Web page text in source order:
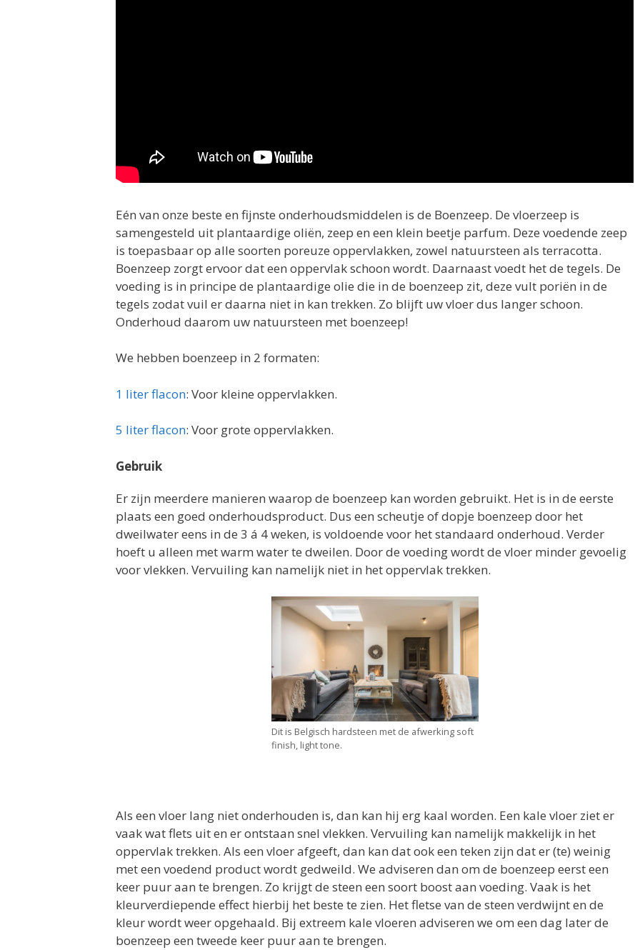
Eén van onze beste en fijnste onderhoudsmiddelen is de Boenzeep. De vloerzeep is
samengesteld uit plantaardige oliën, zeep en een klein beetje parfum. Deze voedende zeep
is toepasbaar op alle soorten poreuze oppervlakken, zowel natuursteen als terracotta.
Boenzeep zorgt ervoor dat een oppervlak schoon wordt. Daarnaast voedt het de tegels. De
voeding is in principe de plantaardige olie die in de boenzeep zit, deze vult poriën in de
tegels zodat vuil er daarna niet in kan trekken. Zo blijft uw vloer dus langer schoon.
Onderhoud daarom uw natuursteen met boenzeep!
We hebben boenzeep in 2 formaten:
1 liter flacon: Voor kleine oppervlakken.
5 liter flacon: Voor grote oppervlakken.
Gebruik
Er zijn meerdere manieren waarop de boenzeep kan worden gebruikt. Het is in de eerste
plaats een goed onderhoudsproduct. Dus een scheutje of dopje boenzeep door het
dweilwater eens in de 3 á 4 weken, is voldoende voor het standaard onderhoud. Verder
hoeft u alleen met warm water te dweilen. Door de voeding wordt de vloer minder gevoelig
voor vlekken. Vervuiling kan namelijk niet in het oppervlak trekken.
Dit is Belgisch hardsteen met de afwerking soft
finish, light tone.
Als een vloer lang niet onderhouden is, dan kan hij erg kaal worden. Een kale vloer ziet er
vaak wat flets uit en er ontstaan snel vlekken. Vervuiling kan namelijk makkelijk in het
oppervlak trekken. Als een vloer afgeeft, dan kan dat ook een teken zijn dat er (te) weinig
met een voedend product wordt gedweild. We adviseren dan om de boenzeep eerst een
keer puur aan te brengen. Zo krijgt de steen een soort boost aan voeding. Vaak is het
kleurverdiepende effect hierbij het beste te zien. Het fletse van de steen verdwijnt en de
kleur wordt weer opgehaald. Bij extreem kale vloeren adviseren we om een dag later de
boenzeep een tweede keer puur aan te brengen.